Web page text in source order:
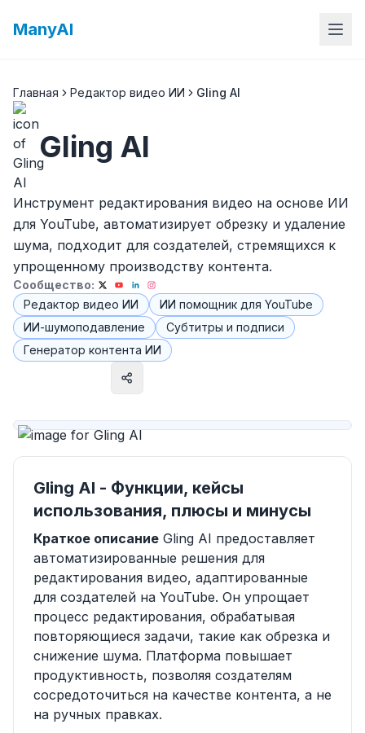
ManyAI
Главная Редактор видео ИИ Gling AI
Gling AI
Инструмент редактирования видео на основе ИИ
для YouTube, автоматизирует обрезку и удаление
шума, подходит для создателей, стремящихся к
упрощенному производству контента.
Сообщество:
Редактор видео ИИ
ИИ помощник для YouTube
ИИ-шумоподавление
Субтитры и подписи
Генератор контента ИИ
Gling AI - Функции, кейсы
использования, плюсы и минусы
Краткое описание Gling AI предоставляет
автоматизированные решения для
редактирования видео, адаптированные
для создателей на YouTube. Он упрощает
процесс редактирования, обрабатывая
повторяющиеся задачи, такие как обрезка и
снижение шума. Платформа повышает
продуктивность, позволяя создателям
сосредоточиться на качестве контента, а не
на ручных правках.